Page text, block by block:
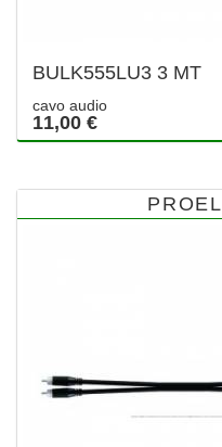
BULK555LU3 3 MT
cavo audio
11,00 €
PROEL